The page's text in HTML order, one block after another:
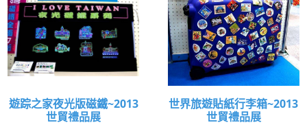
遊踪之家夜光版磁鐵~2013
世貿禮品展
世界旅遊貼紙行李箱~2013
世貿禮品展